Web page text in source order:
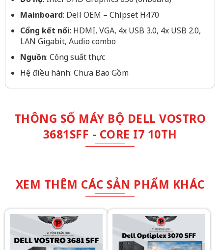
Mainboard: Dell OEM – Chipset H470
Cổng kết nối: HDMI, VGA, 4x USB 3.0, 4x USB 2.0,
LAN Gigabit, Audio combo
Nguồn: Công suất thực
Hệ điều hành: Chưa Bao Gồm
THÔNG SỐ MÁY BỘ DELL VOSTRO
3681SFF - CORE I7 10TH
XEM THÊM CÁC SẢN PHẨM KHÁC